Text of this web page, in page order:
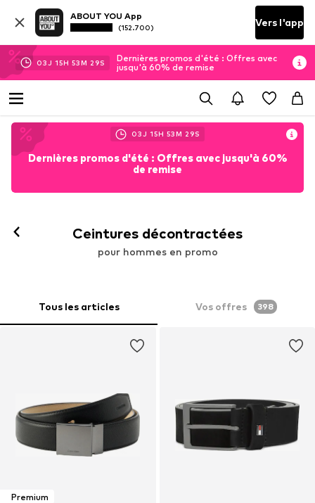
ABOUT YOU App
(152.700) Vers l'app
03J 15H 53M 28S
Dernières promos d'été : Offres avec
jusqu'à 60% de remise
03J 15H 53M 28S
Dernières promos d'été : Offres avec jusqu'à 60%
de remise
Ceintures décontractées
pour hommes en promo
Tous les articles Vos offres 398
Premium